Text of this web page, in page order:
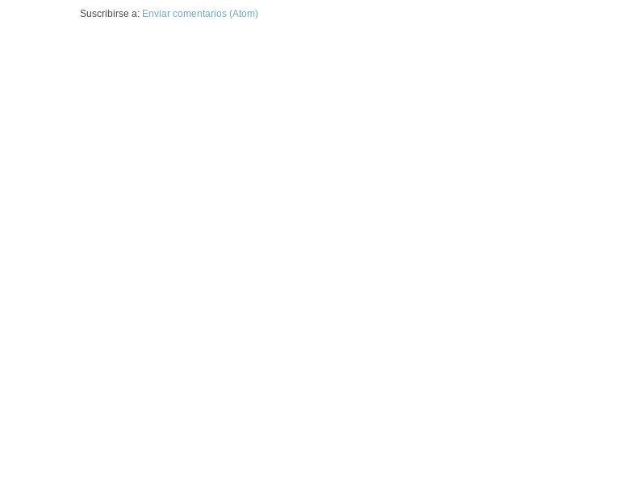
Suscribirse a: Enviar comentarios (Atom)